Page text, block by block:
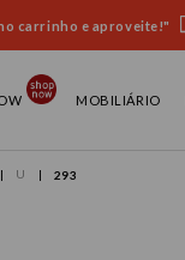
no carrinho e aproveite!"
MOBILIÁRIO
U 293